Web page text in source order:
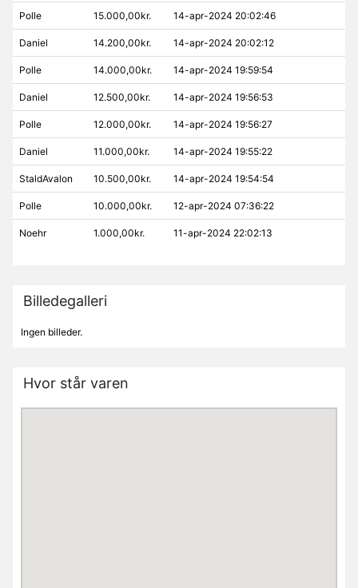
Polle 15.000,00kr. 14-apr-2024 20:02:46
Daniel 14.200,00kr. 14-apr-2024 20:02:12
Polle 14.000,00kr. 14-apr-2024 19:59:54
Daniel 12.500,00kr. 14-apr-2024 19:56:53
Polle 12.000,00kr. 14-apr-2024 19:56:27
Daniel 11.000,00kr. 14-apr-2024 19:55:22
StaldAvalon 10.500,00kr. 14-apr-2024 19:54:54
Polle 10.000,00kr. 12-apr-2024 07:36:22
Noehr 1.000,00kr. 11-apr-2024 22:02:13
Billedegalleri
Ingen billeder.
Hvor står varen